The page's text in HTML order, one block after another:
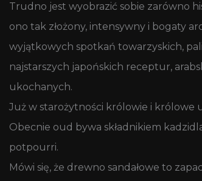
Trudno jest wyobrazić sobie zarówno
ono tak złożony, intensywny i bogaty
wyjątkowych spotkań towarzyskich,
najstarszych japońskich receptur,
ukochanych.
Już w starożytności królowie i królowe
Obecnie oud bywa składnikiem
potpourri.
Mówi się, że drewno sandałowe to